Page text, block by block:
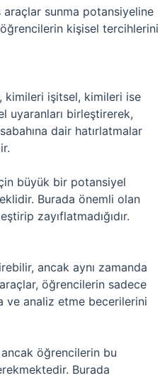
sunma potansiyeline
öğrencilerin kişisel tercihlerini
kimileri işitsel, kimileri ise
uyaranları birleştirerek,
dair hatırlatmalar
büyük bir potansiyel
Burada önemli olan
zayıflatmadığıdır.
ancak aynı zamanda
öğrencilerin sadece
ve analiz etme becerilerini
ancak öğrencilerin bu
Burada